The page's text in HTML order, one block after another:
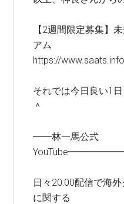
【2週間限定募集】
アム
https://
それでは今日良い1
＾
━━林一馬公式
日々20:00配信で海
に関する